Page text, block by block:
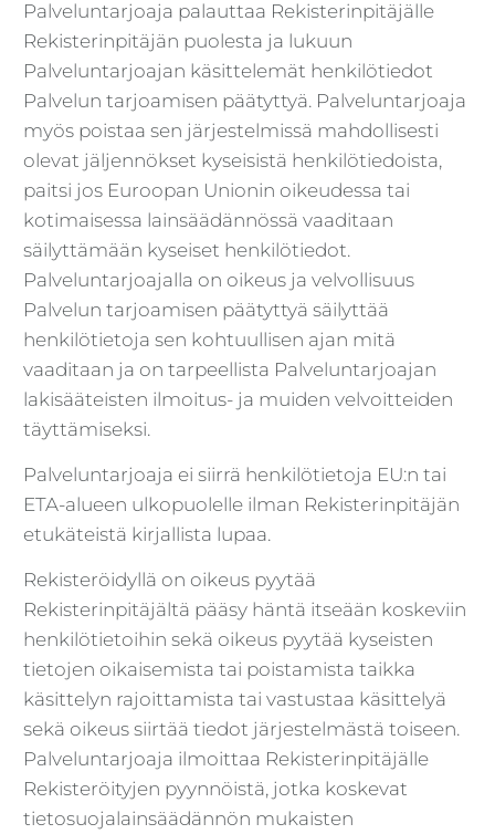
Palveluntarjoaja palauttaa Rekisterinpitäjälle
Rekisterinpitäjän puolesta ja lukuun
Palveluntarjoajan käsittelemät henkilötiedot
Palvelun tarjoamisen päätyttyä. Palveluntarjoaja
myös poistaa sen järjestelmissä mahdollisesti
olevat jäljennökset kyseisistä henkilötiedoista,
paitsi jos Euroopan Unionin oikeudessa tai
kotimaisessa lainsäädännössä vaaditaan
säilyttämään kyseiset henkilötiedot.
Palveluntarjoajalla on oikeus ja velvollisuus
Palvelun tarjoamisen päätyttyä säilyttää
henkilötietoja sen kohtuullisen ajan mitä
vaaditaan ja on tarpeellista Palveluntarjoajan
lakisääteisten ilmoitus- ja muiden velvoitteiden
täyttämiseksi.
Palveluntarjoaja ei siirrä henkilötietoja EU:n tai
ETA-alueen ulkopuolelle ilman Rekisterinpitäjän
etukäteistä kirjallista lupaa.
Rekisteröidyllä on oikeus pyytää
Rekisterinpitäjältä pääsy häntä itseään koskeviin
henkilötietoihin sekä oikeus pyytää kyseisten
tietojen oikaisemista tai poistamista taikka
käsittelyn rajoittamista tai vastustaa käsittelyä
sekä oikeus siirtää tiedot järjestelmästä toiseen.
Palveluntarjoaja ilmoittaa Rekisterinpitäjälle
Rekisteröityjen pyynnöistä, jotka koskevat
tietosuojalainsäädännön mukaisten